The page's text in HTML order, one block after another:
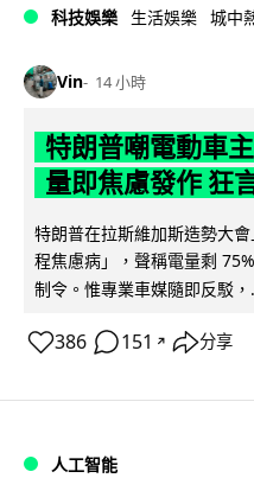
科技娛樂 生活娛樂 城中
Vin 14 小時
特朗普嘲電動車
量即焦慮發作 狂
特朗普在拉斯維加斯造勢大
程焦慮病」，聲稱電量剩
制令。惟專業車媒隨即反駁，
386 151 ↗ 分享
人工智能